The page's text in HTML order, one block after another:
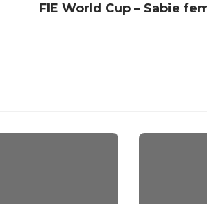
FIE World Cup – Sabie